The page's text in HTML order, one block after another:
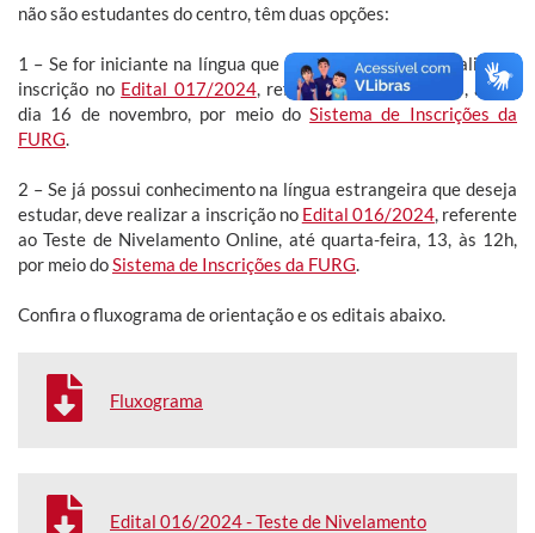
não são estudantes do centro, têm duas opções:
1 – Se for iniciante na língua que deseja cursar, deve realizar a
inscrição no Edital 017/2024, referente a novas vagas, até o
dia 16 de novembro, por meio do Sistema de Inscrições da
FURG
2 – Se já possui conhecimento na língua estrangeira que deseja
estudar, deve realizar a inscrição no Edital 016/2024, referente
ao Teste de Nivelamento Online, até quarta-feira, 13, às 12h,
por meio do Sistema de Inscrições da FURG
Confira o fluxograma de orientação e os editais abaixo.
Fluxograma
Edital 016/2024 - Teste de Nivelamento